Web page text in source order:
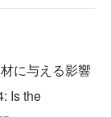
に与える影響
Is the